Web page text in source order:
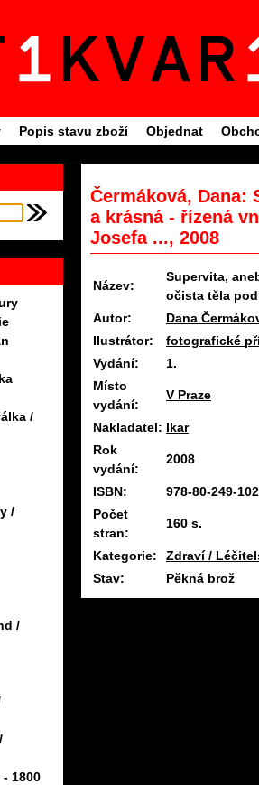
Popis stavu zboží Objednat
/
/
/
1800
Čermáková, Dana:
a krásná - řízená
Josefa ..., 2008
Název:
Supervita,
očista těla
Autor:
Dana
Ilustrátor:
fotografické
Vydání:
1.
Místo
vydání:
V Praze
Nakladatel: Ikar
Rok
vydání:
2008
ISBN:
978-80-249-
Počet
stran:
160 s.
Kategorie:
Zdraví /
Stav:
Pěkná brož